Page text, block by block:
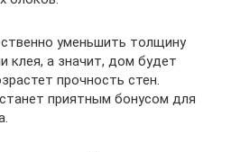
уменьшить толщину
клея, а значит, дом будет
прочность стен.
приятным бонусом для